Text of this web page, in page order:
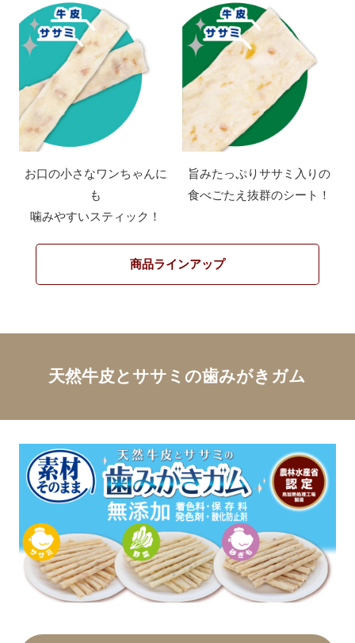
お口の小さなワンちゃんに
も
噛みやすいスティック！
旨みたっぷりササミ入りの
食べごたえ抜群のシート！
商品ラインアップ
天然牛皮とササミの歯みがきガム